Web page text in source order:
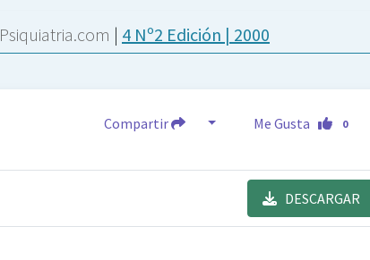
Psiquiatria.com | 4 Nº2 Edición | 2000
Compartir Me Gusta 0
DESCARGAR